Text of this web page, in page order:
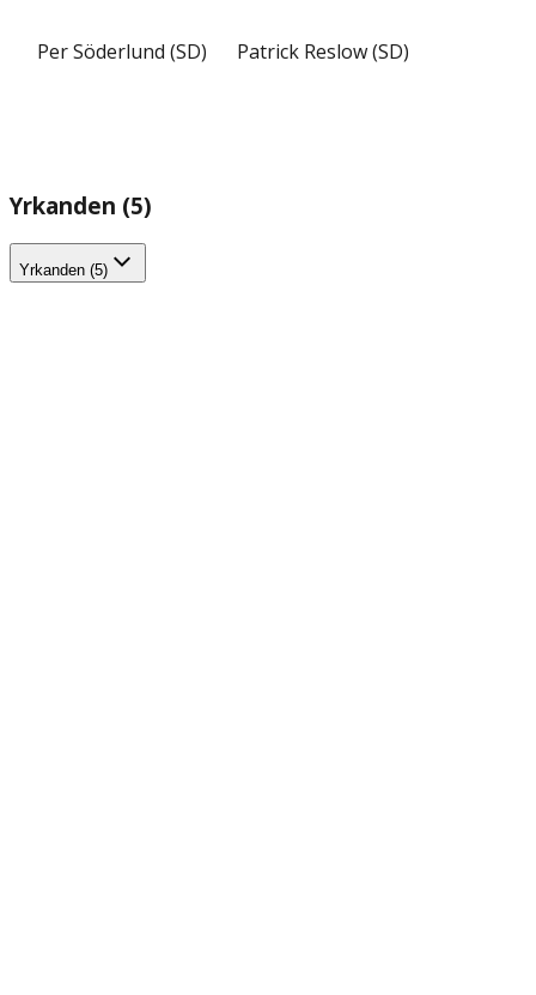
Per Söderlund (SD) Patrick Reslow (SD)
Yrkanden (5)
Yrkanden (5)